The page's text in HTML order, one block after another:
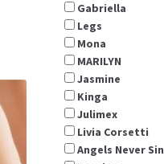
Gabriella
Legs
Мona
MARILYN
Jasmine
Kinga
Julimex
Livia Corsetti
Angels Never Sin